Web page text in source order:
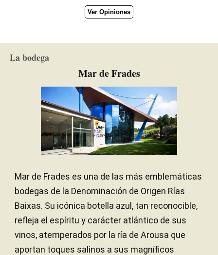
Ver Opiniones
La bodega
Mar de Frades
Mar de Frades es una de las más emblemáticas
bodegas de la Denominación de Origen Rías
Baixas. Su icónica botella azul, tan reconocible,
refleja el espíritu y carácter atlántico de sus
vinos, atemperados por la ría de Arousa que
aportan toques salinos a sus magníficos